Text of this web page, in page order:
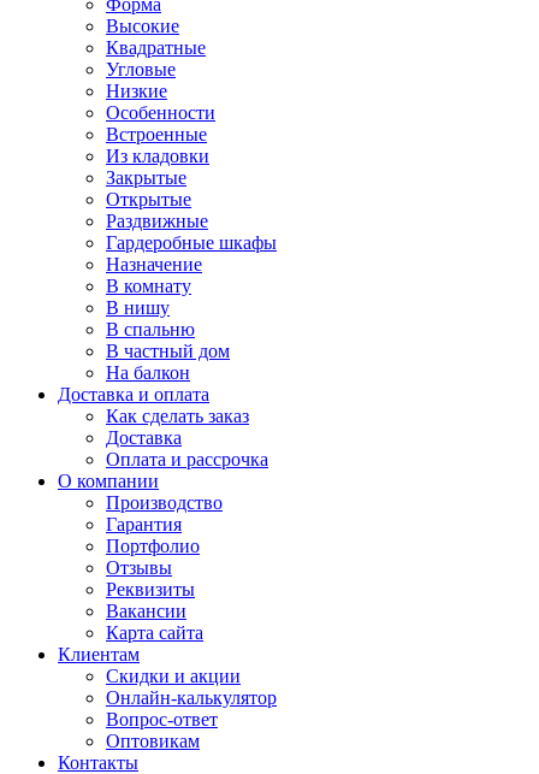
Форма
Высокие
Квадратные
Угловые
Низкие
Особенности
Встроенные
Из кладовки
Закрытые
Открытые
Раздвижные
Гардеробные шкафы
Назначение
В комнату
В нишу
В спальню
В частный дом
На балкон
Доставка и оплата
Как сделать заказ
Доставка
Оплата и рассрочка
О компании
Производство
Гарантия
Портфолио
Отзывы
Реквизиты
Вакансии
Карта сайта
Клиентам
Скидки и акции
Онлайн-калькулятор
Вопрос-ответ
Оптовикам
Контакты